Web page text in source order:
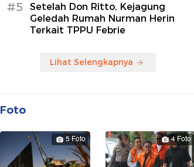
#5
Setelah Don Ritto, Kejagung
Geledah Rumah Nurman Herin
Terkait TPPU Febrie
Lihat Selengkapnya
Foto
5 Foto 4 Foto